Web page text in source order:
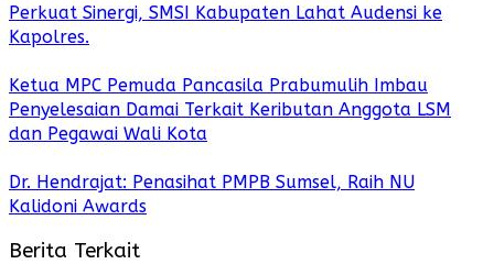
Perkuat Sinergi, SMSI Kabupaten Lahat Audensi ke
Kapolres.
Ketua MPC Pemuda Pancasila Prabumulih Imbau
Penyelesaian Damai Terkait Keributan Anggota LSM
dan Pegawai Wali Kota
Dr. Hendrajat: Penasihat PMPB Sumsel, Raih NU
Kalidoni Awards
Berita Terkait